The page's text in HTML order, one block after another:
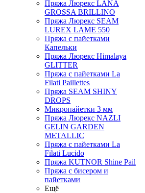
Пряжа Люрекс LANA
GROSSA BRILLINO
Пряжа Люрекс SEAM
LUREX LAME 550
Пряжа с пайетками
Капельки
Пряжа Люрекс Himalaya
GLITTER
Пряжа с пайетками La
Filati Paillettes
Пряжа SEAM SHINY
DROPS
Микропайетки 3 мм
Пряжа Люрекс NAZLI
GELIN GARDEN
METALLIC
Пряжа с пайетками La
Filati Lucido
Пряжа KUTNOR Shine Pail
Пряжа с бисером и
пайетками
Ещё